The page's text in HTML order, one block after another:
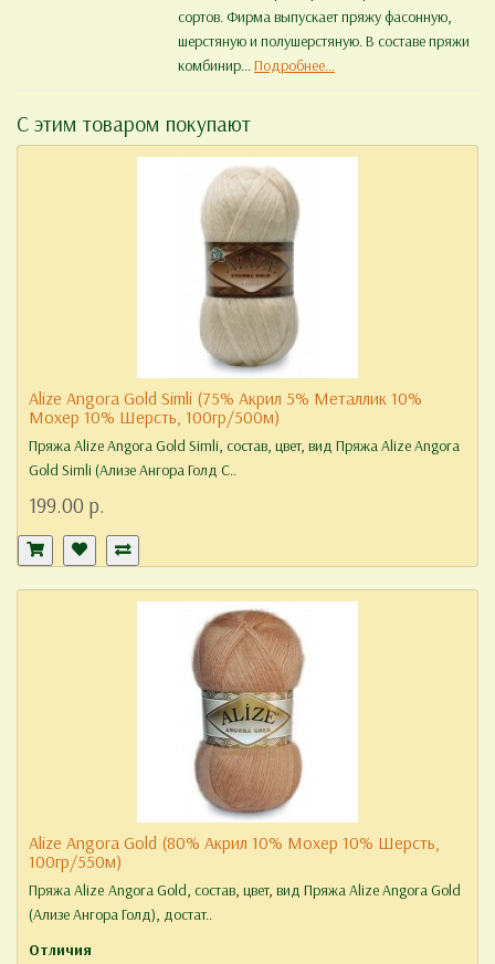
сортов. Фирма выпускает пряжу фасонную,
шерстяную и полушерстяную. В составе пряжи
комбинир...Подробнее...
С этим товаром покупают
Alize Angora Gold Simli (75% Акрил 5% Металлик 10%
Мохер 10% Шерсть, 100гр/500м)
Пряжа Alize Angora Gold Simli, состав, цвет, вид Пряжа Alize Angora
Gold Simli (Ализе Ангора Голд С..
199.00 р.
Alize Angora Gold (80% Акрил 10% Мохер 10% Шерсть,
100гр/550м)
Пряжа Alize Angora Gold, состав, цвет, вид Пряжа Alize Angora Gold
(Ализе Ангора Голд), достат..
Отличия